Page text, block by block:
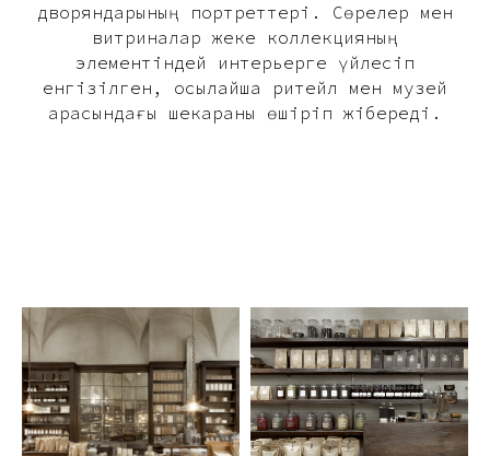
дворяндарының портреттері. Сөрелер мен
витриналар жеке коллекцияның
элементіндей интерьерге үйлесіп
енгізілген, осылайша ритейл мен музей
арасындағы шекараны өшіріп жібереді.